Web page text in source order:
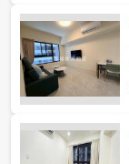
嘉義市
嘉義縣
台南市
高雄市
20~30 坪
40~50 坪
60~70 坪
80坪以上